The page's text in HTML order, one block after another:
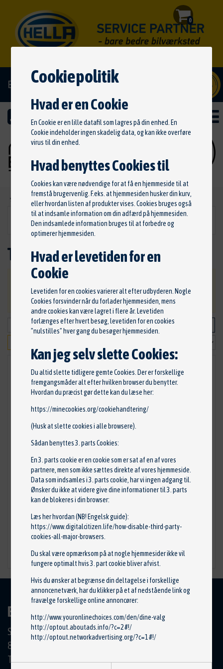
El/hybrid godkendt
Ny søgning
Tågelygte
Tågelygte
betaling og levering af dine varer.
Tågebaglygte
Stand: Brugt
100,00 kr.
TILFØJ TIL KURV
BILCENTRET HØRNING APS
Skanderborgvej 19
8362 Hørning
Tlf.: 86 92 11 00
0
Cookiepolitik
Hvad er en Cookie
En Cookie er en lille datafil som lagres på din enhed. En
Cookie indeholder ingen skadelig data, og kan ikke overføre
virus til din enhed.
Hvad benyttes Cookies til
Cookies kan være nødvendige for at få en hjemmeside til at
fremstå brugervenlig. F.eks. at hjemmesiden husker din kurv,
eller hvordan listen af produkter vises. Cookies bruges også
til at indsamle information om din adfærd på hjemmesiden.
Den indsamlede information bruges til at forbedre og
optimerer hjemmesiden.
Hvad er levetiden for en
Cookie
Levetiden for en cookies varierer alt efter udbyderen. Nogle
Cookies forsvinder når du forlader hjemmesiden, mens
andre cookies kan være lagret i flere år. Levetiden
forlænges efter hvert besøg, levetiden for en cookies
”nulstilles” hver gang du besøger hjemmesiden.
Kan jeg selv slette Cookies:
Du altid slette tidligere gemte Cookies. Der er forskellige
fremgangsmåder alt efter hvilken browser du benytter.
Hvordan du præcist gør dette kan du læse her:
https://minecookies.org/cookiehandtering/
(Husk at slette cookies i alle browsere).
Sådan benyttes 3. parts Cookies:
En 3. parts cookie er en cookie som er sat af en af vores
partnere, men som ikke sættes direkte af vores hjemmeside.
Data som indsamles i 3. parts cookie, har vi ingen adgang til.
Ønsker du ikke at videre give dine informationer til 3. parts
kan de blokeres i din browser:
Læs her hvordan (NB! Engelsk guide):
https://www.digitalcitizen.life/how-disable-third-party-
cookies-all-major-browsers
Du skal være opmærksom på at nogle hjemmesider ikke vil
fungere optimalt hvis 3. part cookie bliver afvist.
Hvis du ønsker at begrænse din deltagelse i forskellige
annoncenetværk, har du klikker på et af nedstående link og
fravælge forskellige online annoncører:
http://www.youronlinechoices.com/den/dine-valg
http://optout.aboutads.info/?c=2#!/
http://optout.networkadvertising.org/?c=1#!/